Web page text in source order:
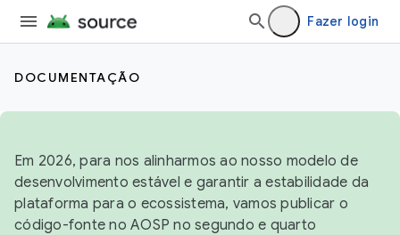
Fazer login
DOCUMENTAÇÃO
Em 2026, para nos alinharmos ao nosso modelo de
desenvolvimento estável e garantir a estabilidade da
plataforma para o ecossistema, vamos publicar o
código-fonte no AOSP no segundo e quarto